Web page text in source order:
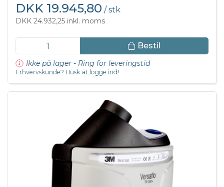
DKK 19.945,80 / stk
DKK 24.932,25 inkl. moms
Bestil
Ikke på lager - Ring for leveringstid
Erhvervskunde? Husk at logge ind!